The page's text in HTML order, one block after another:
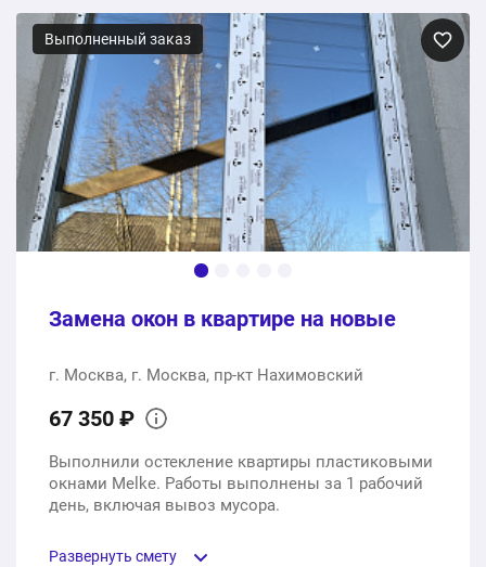
Пластиковые окна на балкон, установка
подоконника, отделка откосов
1 шт. 104300 ₽
Общая стоимость: 104300 ₽
Выполненный заказ
Замена окон в квартире на новые
г. Москва, г. Москва, пр-кт Нахимовский
67 350 ₽
Выполнили остекление квартиры пластиковыми
окнами Melke. Работы выполнены за 1 рабочий
день, включая вывоз мусора.
Развернуть смету